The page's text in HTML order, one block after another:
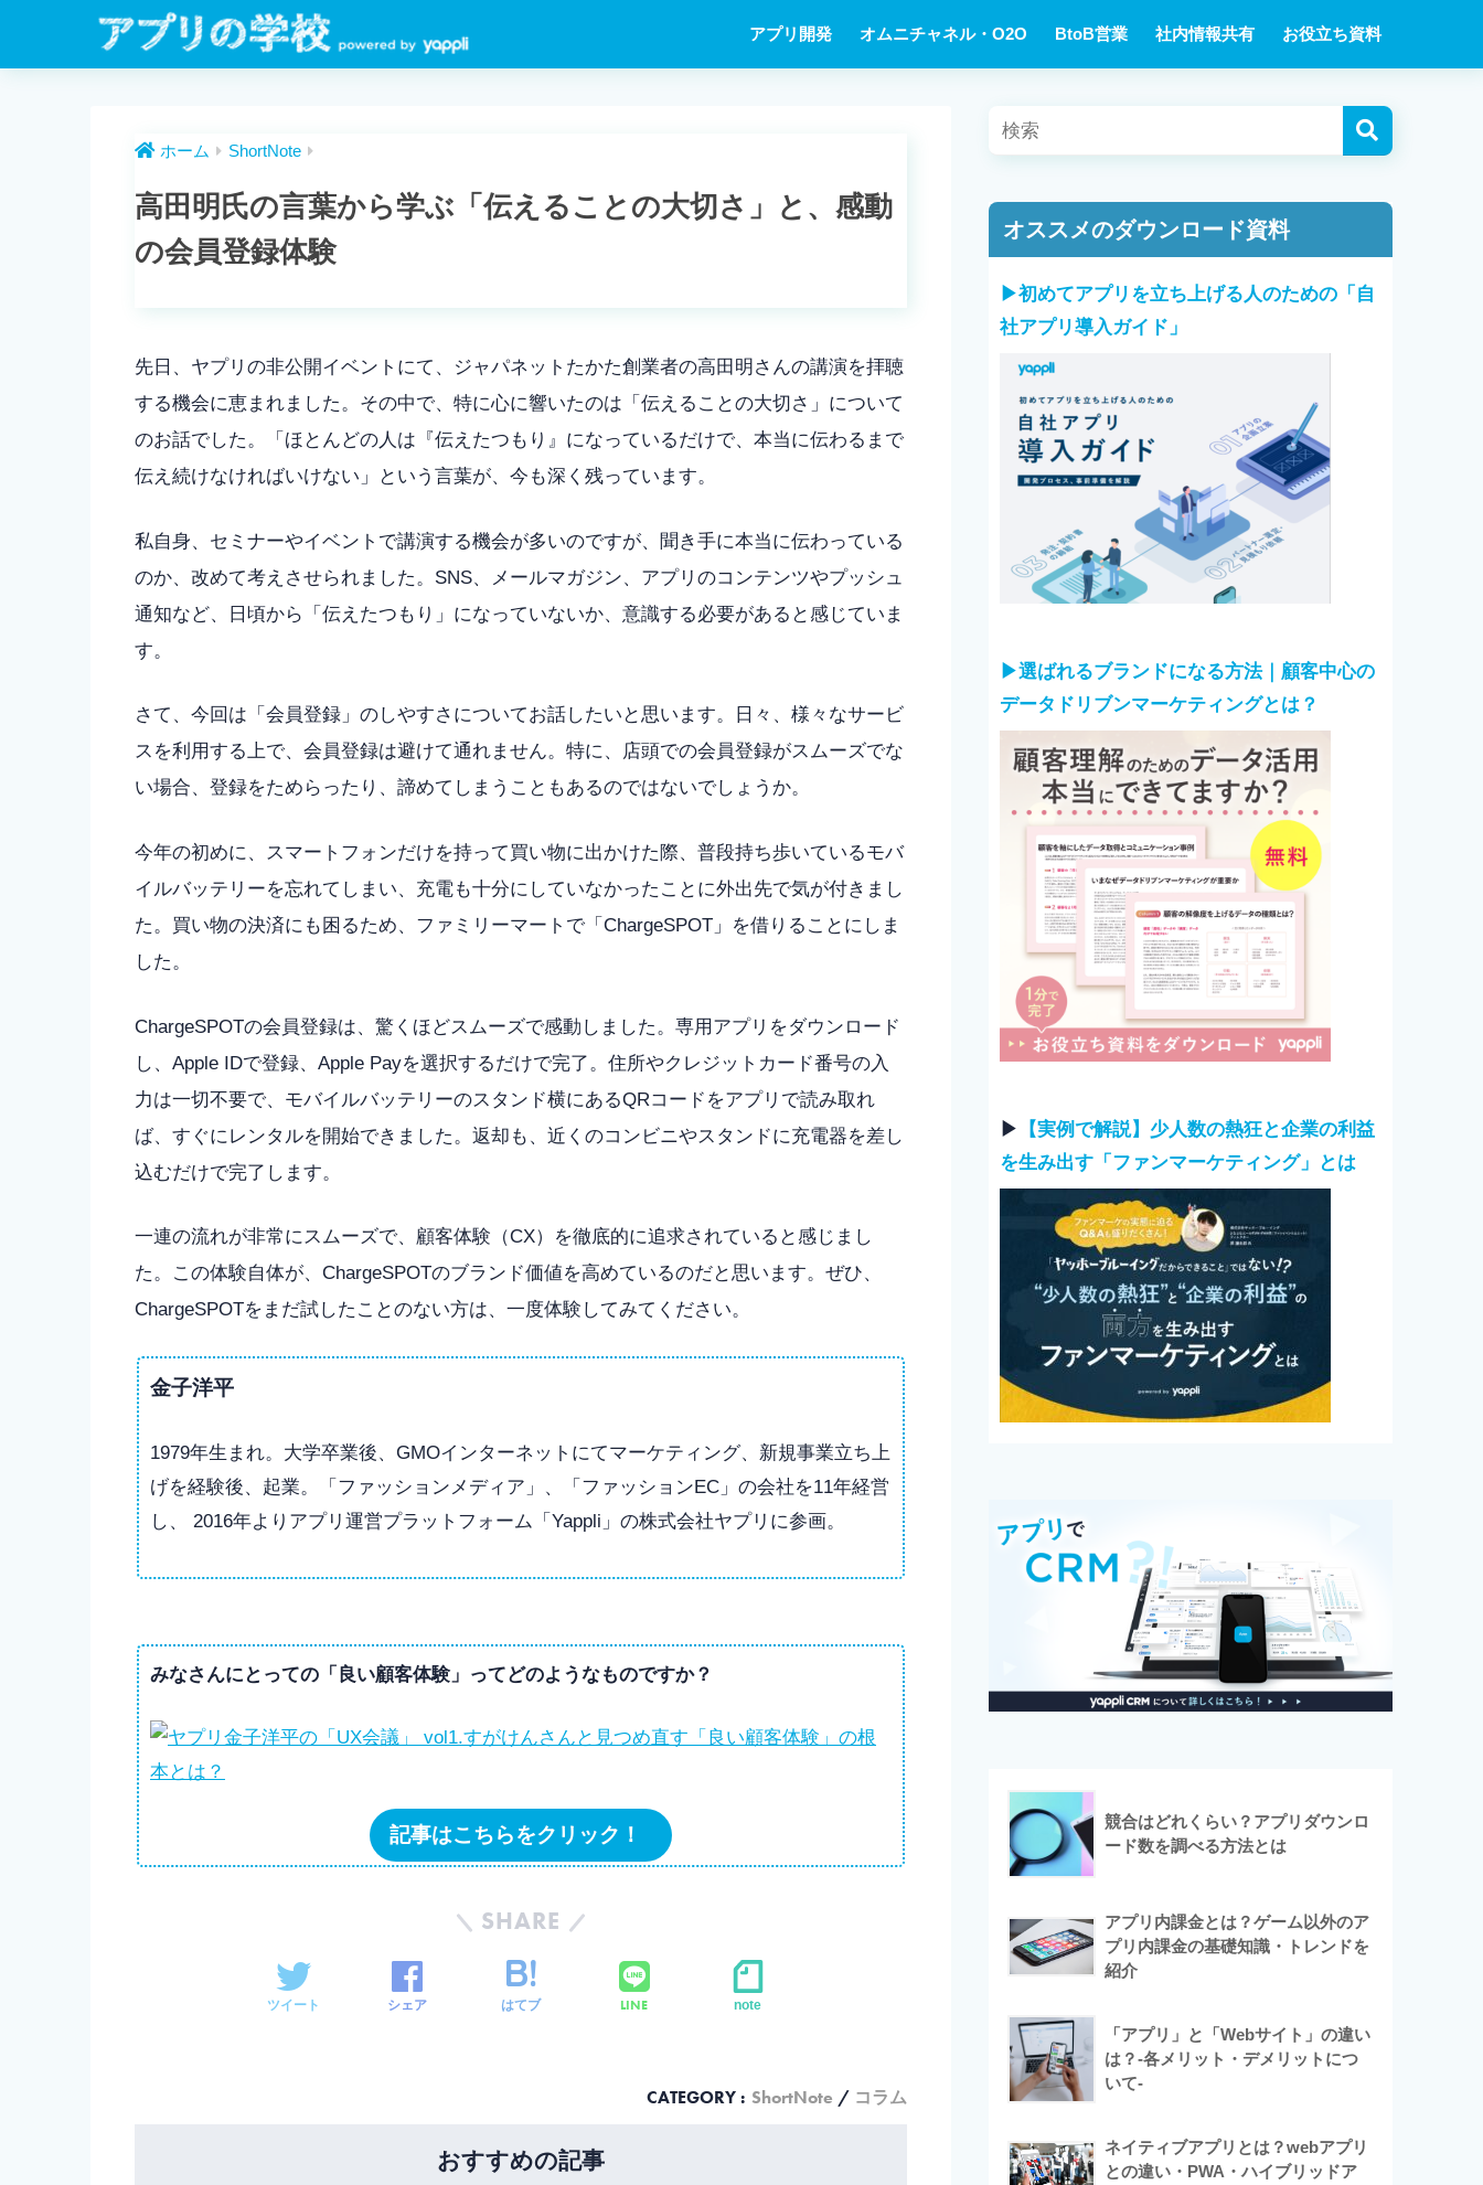
アプリ開発 オムニチャネル・O2O BtoB営業 社内情報共有 お役立ち資料
ホーム ShortNote
高田明氏の言葉から学ぶ「伝えることの大切さ」と、感動
の会員登録体験
先日、ヤプリの非公開イベントにて、ジャパネットたかた創業者の高田明さんの講演を拝聴
する機会に恵まれました。その中で、特に心に響いたのは「伝えることの大切さ」について
のお話でした。「ほとんどの人は『伝えたつもり』になっているだけで、本当に伝わるまで
伝え続けなければいけない」という言葉が、今も深く残っています。
私自身、セミナーやイベントで講演する機会が多いのですが、聞き手に本当に伝わっている
のか、改めて考えさせられました。SNS、メールマガジン、アプリのコンテンツやプッシュ
通知など、日頃から「伝えたつもり」になっていないか、意識する必要があると感じていま
す。
さて、今回は「会員登録」のしやすさについてお話したいと思います。日々、様々なサービ
スを利用する上で、会員登録は避けて通れません。特に、店頭での会員登録がスムーズでな
い場合、登録をためらったり、諦めてしまうこともあるのではないでしょうか。
今年の初めに、スマートフォンだけを持って買い物に出かけた際、普段持ち歩いているモバ
イルバッテリーを忘れてしまい、充電も十分にしていなかったことに外出先で気が付きまし
た。買い物の決済にも困るため、ファミリーマートで「ChargeSPOT」を借りることにしま
した。
ChargeSPOTの会員登録は、驚くほどスムーズで感動しました。専用アプリをダウンロード
し、Apple IDで登録、Apple Payを選択するだけで完了。住所やクレジットカード番号の入
力は一切不要で、モバイルバッテリーのスタンド横にあるQRコードをアプリで読み取れ
ば、すぐにレンタルを開始できました。返却も、近くのコンビニやスタンドに充電器を差し
込むだけで完了します。
一連の流れが非常にスムーズで、顧客体験（CX）を徹底的に追求されていると感じまし
た。この体験自体が、ChargeSPOTのブランド価値を高めているのだと思います。ぜひ、
ChargeSPOTをまだ試したことのない方は、一度体験してみてください。
金子洋平
1979年生まれ。大学卒業後、GMOインターネットにてマーケティング、新規事業立ち上
げを経験後、起業。「ファッションメディア」、「ファッションEC」の会社を11年経営
し、 2016年よりアプリ運営プラットフォーム「Yappli」の株式会社ヤプリに参画。
みなさんにとっての 「良い顧客体験」ってどのようなものですか？
記事はこちらをクリック！
SHARE
ツイート シェア はてブ LINE note
CATEGORY : ShortNote コラム
おすすめの記事
オススメのダウンロード資料
▶︎初めてアプリを立ち上げる人のための「自
社アプリ導入ガイド」
▶︎選ばれるブランドになる方法｜顧客中心の
データドリブンマーケティングとは？
▶︎
【実例で解説】少人数の熱狂と企業の利益
を生み出す「ファンマーケティング」とは
競合はどれくらい？アプリダウンロ
ード数を調べる方法とは
アプリ内課金とは？ゲーム以外のア
プリ内課金の基礎知識・トレンドを
紹介
「アプリ」と「Webサイト」の違い
は？-各メリット・デメリットにつ
いて-
ネイティブアプリとは？webアプリ
との違い・PWA・ハイブリッドア